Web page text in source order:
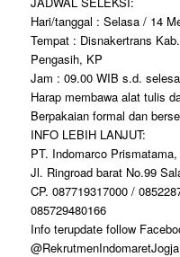
Hari/tanggal : Selasa / 14
Tempat : Disnakertrans
Pengasih, KP
Jam : 09.00 WIB s.d.
Harap membawa alat tulis
Berpakaian formal dan
INFO LEBIH LANJUT:
PT. Indomarco Prismatama,
Jl. Ringroad barat No.99
CP. 087719317000 /
085729480166
Info terupdate follow
@RekrutmenIndomaretJogja